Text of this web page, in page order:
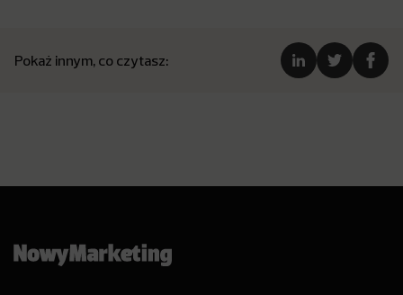
Pokaż innym, co czytasz: